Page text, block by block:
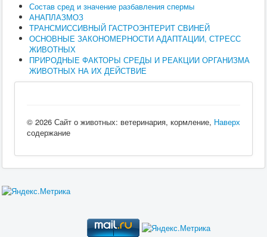
Состав сред и значение разбавления спермы
АНАПЛАЗМОЗ
ТРАНСМИССИВНЫЙ ГАСТРОЭНТЕРИТ СВИНЕЙ
ОСНОВНЫЕ ЗАКОНОМЕРНОСТИ АДАПТАЦИИ, СТРЕСС
ЖИВОТНЫХ
ПРИРОДНЫЕ ФАКТОРЫ СРЕДЫ И РЕАКЦИИ ОРГАНИЗМА
ЖИВОТНЫХ НА ИХ ДЕЙСТВИЕ
Наверх
© 2026 Сайт о животных: ветеринария, кормление,
содержание